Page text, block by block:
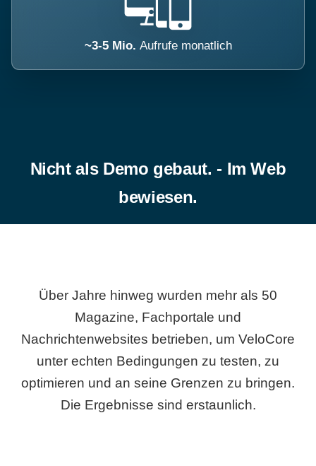
~3-5 Mio. Aufrufe monatlich
Nicht als Demo gebaut. - Im Web
bewiesen.
Über Jahre hinweg wurden mehr als 50
Magazine, Fachportale und
Nachrichtenwebsites betrieben, um VeloCore
unter echten Bedingungen zu testen, zu
optimieren und an seine Grenzen zu bringen.
Die Ergebnisse sind erstaunlich.